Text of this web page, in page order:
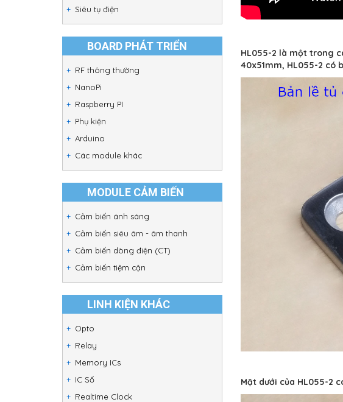
Siêu tụ điện
BOARD PHÁT TRIỂN
RF thông thường
NanoPi
Raspberry PI
Phụ kiện
Arduino
Các module khác
MODULE CẢM BIẾN
Cảm biến ánh sáng
Cảm biến siêu âm - âm thanh
Cảm biến dòng điện (CT)
Cảm biến tiệm cận
LINH KIỆN KHÁC
Opto
Relay
Memory ICs
IC Số
Realtime Clock
HL055-2 là một trong
40x51mm, HL055-2
Mặt dưới của HL055-2